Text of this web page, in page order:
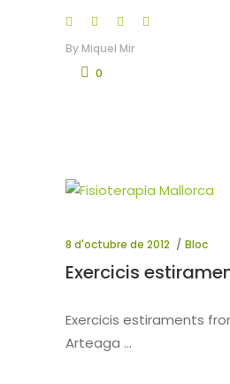
By Miquel Mir
0
8 d'octubre de 2012 Bloc
Exercicis
Exercicis estiraments
Arteaga